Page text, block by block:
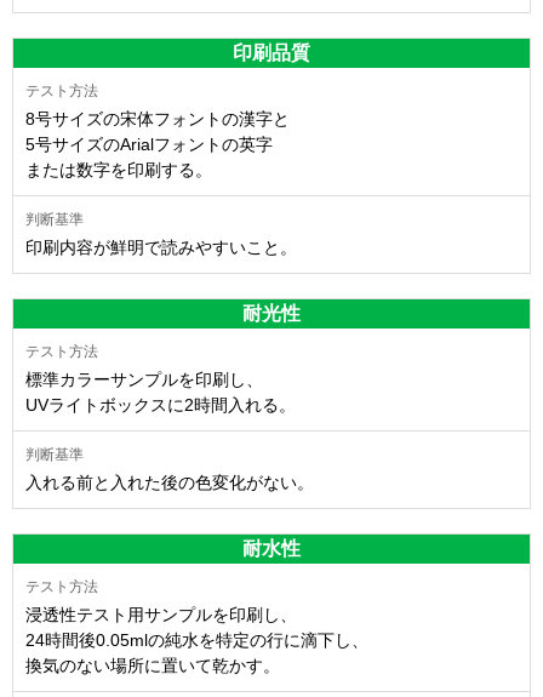
印刷品質
8号サイズの宋体フォントの漢字と
5号サイズのArialフォントの英字
または数字を印刷する。
印刷内容が鮮明で読みやすいこと。
耐光性
標準カラーサンプルを印刷し、
UVライトボックスに2時間入れる。
入れる前と入れた後の色変化がない。
耐水性
浸透性テスト用サンプルを印刷し、
24時間後0.05mlの純水を特定の行に滴下し、
換気のない場所に置いて乾かす。